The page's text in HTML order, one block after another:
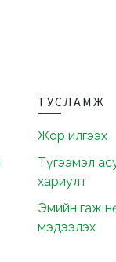
ТУСЛАМЖ
Жор илгээх
Түгээмэл
хариулт
Эмийн гаж
мэдээлэх